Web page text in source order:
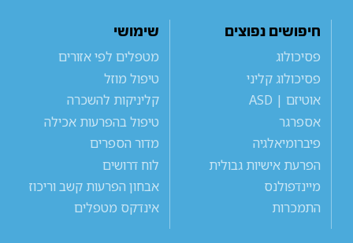
חיפושים נפוצים
פסיכולוג
פסיכולוג קליני
אוטיזם | ASD
אספרגר
פיברומיאלגיה
הפרעת אישיות גבולית
מיינדפולנס
התמכרות
שימושי
מטפלים לפי אזורים
טיפול מוזל
קליניקות להשכרה
טיפול בהפרעות אכילה
מדור הספרים
לוח דרושים
אבחון הפרעות קשב וריכוז
אינדקס מטפלים